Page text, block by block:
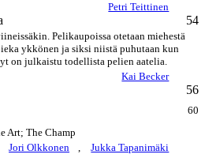
Petri Teittinen
54
Pelikaupoissa otetaan miehestä
ykkönen ja siksi niistä puhutaan kun
on julkaistu todellista pelien aatelia.
Kai Becker
56
60
Art; The Champ
Jori Olkkonen , Jukka Tapanimäki